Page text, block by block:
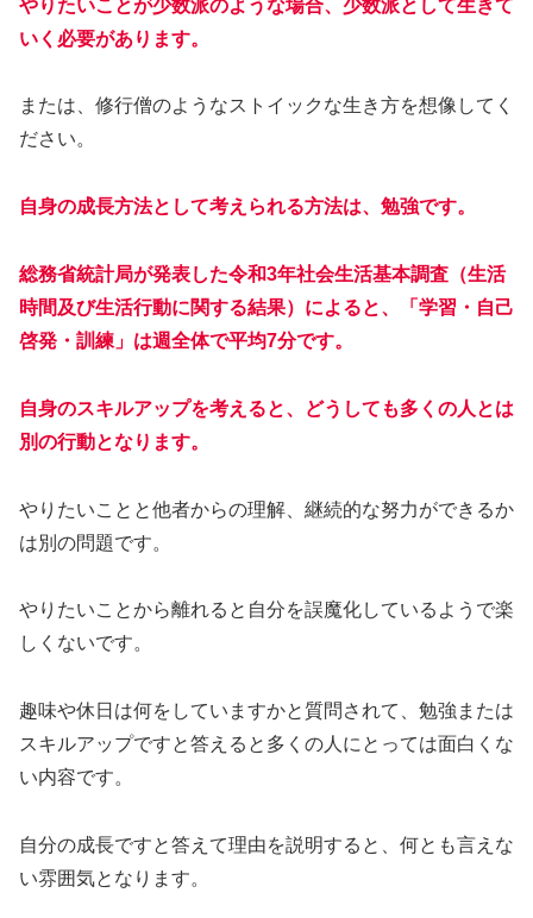
やりたいことが少数派のような場合、少数派として生きて
いく必要があります。
または、修行僧のようなストイックな生き方を想像してく
ださい。
自身の成長方法として考えられる方法は、勉強です。
総務省統計局が発表した令和3年社会生活基本調査（生活
時間及び生活行動に関する結果）によると、「学習・自己
啓発・訓練」は週全体で平均7分です。
自身のスキルアップを考えると、どうしても多くの人とは
別の行動となります。
やりたいことと他者からの理解、継続的な努力ができるか
は別の問題です。
やりたいことから離れると自分を誤魔化しているようで楽
しくないです。
趣味や休日は何をしていますかと質問されて、勉強または
スキルアップですと答えると多くの人にとっては面白くな
い内容です。
自分の成長ですと答えて理由を説明すると、何とも言えな
い雰囲気となります。